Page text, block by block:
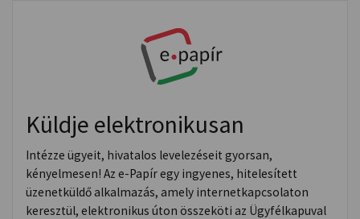
Küldje elektronikusan
Intézze ügyeit, hivatalos levelezéseit gyorsan,
kényelmesen! Az e-Papír egy ingyenes, hitelesített
üzenetküldő alkalmazás, amely internetkapcsolaton
keresztül, elektronikus úton összeköti az Ügyfélkapuval